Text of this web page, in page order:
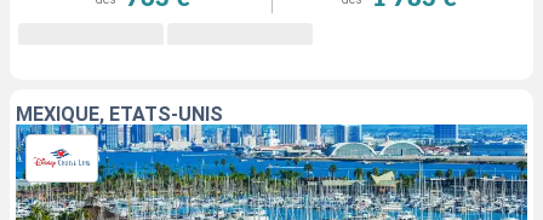
MEXIQUE, ÉTATS-UNIS